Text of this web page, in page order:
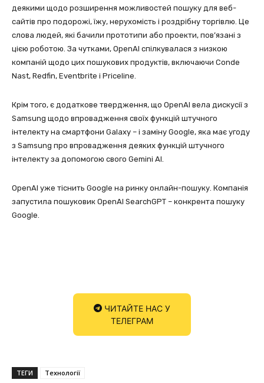
деякими щодо розширення можливостей пошуку для веб-
сайтів про подорожі, їжу, нерухомість і роздрібну торгівлю. Це
слова людей, які бачили прототипи або проекти, пов’язані з
цією роботою. За чутками, OpenAI спілкувалася з низкою
компаній щодо цих пошукових продуктів, включаючи Conde
Nast, Redfin, Eventbrite і Priceline.
Крім того, є додаткове твердження, що OpenAI вела дискусії з
Samsung щодо впровадження своїх функцій штучного
інтелекту на смартфони Galaxy – і заміну Google, яка має угоду
з Samsung про впровадження деяких функцій штучного
інтелекту за допомогою свого Gemini AI.
OpenAI уже тіснить Google на ринку онлайн-пошуку. Компанія
запустила пошуковик OpenAI SearchGPT – конкрента пошуку
Google.
ЧИТАЙТЕ НАС У
ТЕЛЕГРАМ
ТЕГИ Технології